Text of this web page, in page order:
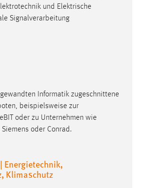
und Elektrische
Signalverarbeitung
Informatik zugeschnittene
beispielsweise zur
oder zu Unternehmen wie
oder Conrad.
Klimaschutz